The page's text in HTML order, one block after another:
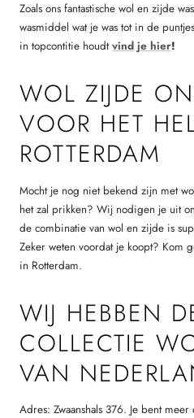
Zoals ons fantastische wol en zijde
wasmiddel wat je was tot in de
in topcontitie houdtvind je hier!
WOL ZIJDE
VOOR HET
ROTTERDAM
Mocht je nog niet bekend zijn met
het zal prikken? Wij nodigen je uit
de combinatie van wol en zijde is
Zeker weten voordat je koopt? Kom
in Rotterdam.
WIJ HEBBEN
COLLECTIE
VAN
Adres: Zwaanshals 376. Je bent